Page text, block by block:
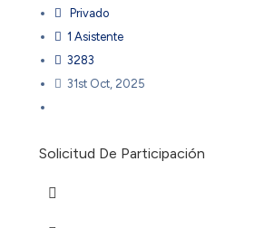
Privado
1 Asistente
3283
31st Oct, 2025
Solicitud De Participación